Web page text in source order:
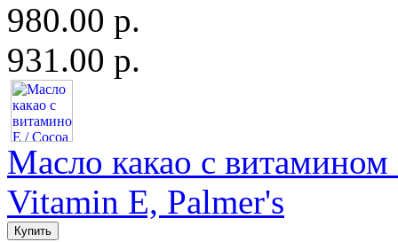
980.00 р.
931.00 р.
Масло какао с
Vitamin E, Palmer's